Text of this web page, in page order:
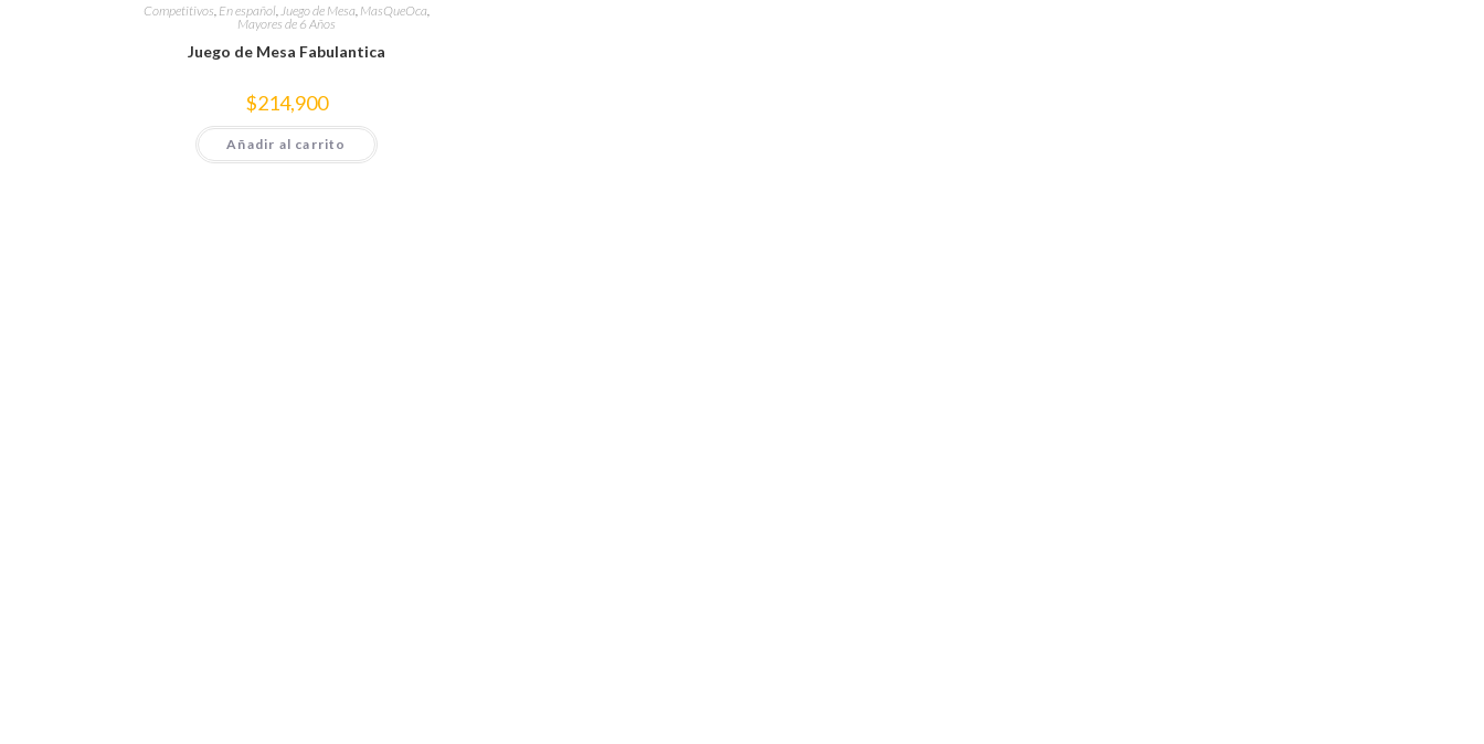
Competitivos En español Juego de Mesa MasQueOca
Mayores de 6 Años
Juego de Mesa Fabulantica
$214,900
Añadir al carrito